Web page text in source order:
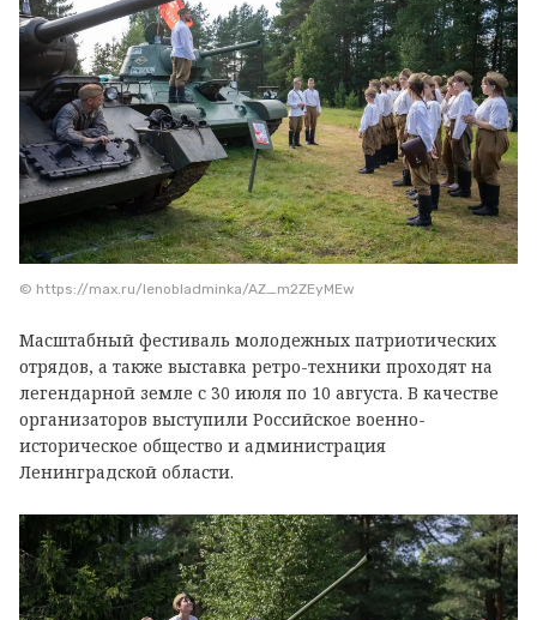
© https://max.ru/lenobladminka/AZ_m2ZEyMEw
Масштабный фестиваль молодежных патриотических
отрядов, а также выставка ретро-техники проходят на
легендарной земле с 30 июля по 10 августа. В качестве
организаторов выступили Российское военно-
историческое общество и администрация
Ленинградской области.